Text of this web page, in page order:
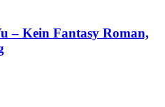
– Kein Fantasy Roman,